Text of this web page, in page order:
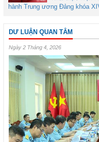
hành Trung ương Đảng khóa
DƯ LUẬN QUAN TÂM
Ngày 2 Tháng 4, 2026